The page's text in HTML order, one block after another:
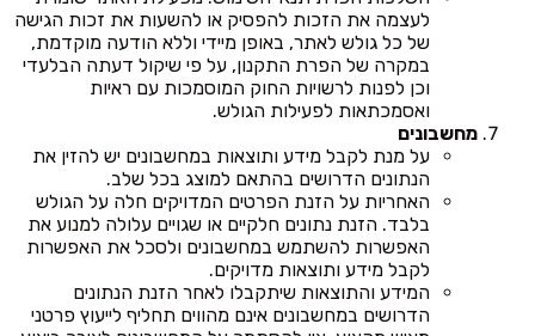
לעצמה את הזכות להפסיק או להשעות את זכות הגישה
של כל גולש לאתר, באופן מיידי וללא הודעה מוקדמת,
במקרה של הפרת התקנון, על פי שיקול דעתה הבלעדי
וכן לפנות לרשויות החוק המוסמכות עם ראיות
ואסמכתאות לפעילות הגולש.
מחשבונים
על מנת לקבל מידע ותוצאות במחשבונים יש להזין את
הנתונים הדרושים בהתאם למוצג בכל שלב.
האחריות על הזנת הפרטים המדויקים חלה על הגולש
בלבד. הזנת נתונים חלקיים או שגויים עלולה למנוע את
האפשרות להשתמש במחשבונים ולסכל את האפשרות
לקבל מידע ותוצאות מדויקים.
המידע והתוצאות שיתקבלו לאחר הזנת הנתונים
הדרושים במחשבונים אינם מהווים תחליף לייעוץ פרטני